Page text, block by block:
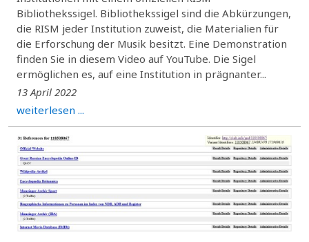
Bibliothekssigel. Bibliothekssigel sind die Abkürzungen,
die RISM jeder Institution zuweist, die Materialien für
die Erforschung der Musik besitzt. Eine Demonstration
finden Sie in diesem Video auf YouTube. Die Sigel
ermöglichen es, auf eine Institution in prägnanter...
13 April 2022
weiterlesen ...